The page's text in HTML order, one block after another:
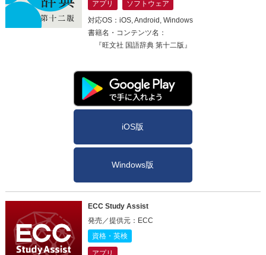
アプリ
ソフトウェア
対応OS：iOS, Android, Windows
書籍名・コンテンツ名：
『旺文社 国語辞典 第十二版』
iOS版
Windows版
ECC Study Assist
発売／提供元：ECC
資格・英検
アプリ